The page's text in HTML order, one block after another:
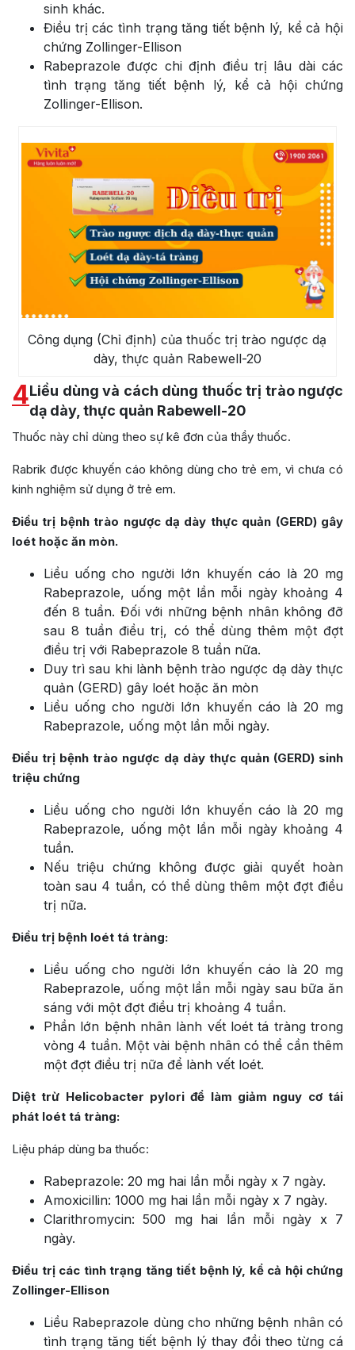
sinh khác.
Điều trị các tình trạng tăng tiết bệnh lý, kể cả hội
chứng Zollinger-Ellison
Rabeprazole được chi định điều trị lâu dài các
tình trạng tăng tiết bệnh lý, kể cả hội chứng
Zollinger-Ellison.
Công dụng (Chỉ định) của thuốc trị trào ngược dạ
dày, thực quản Rabewell-20
4Liều dùng và cách dùng thuốc trị trào ngược
dạ dày, thực quản Rabewell-20
Thuốc này chỉ dùng theo sự kê đơn của thầy thuốc.
Rabrik được khuyến cáo không dùng cho trẻ em, vì chưa có
kinh nghiệm sử dụng ở trẻ em.
Điều trị bệnh trào ngược dạ dày thực quản (GERD) gây
loét hoặc ăn mòn.
Liều uống cho người lớn khuyến cáo là 20 mg
Rabeprazole, uống một lần mỗi ngày khoảng 4
đến 8 tuần. Đối với những bệnh nhân không đỡ
sau 8 tuần điều trị, có thể dùng thêm một đợt
điều trị với Rabeprazole 8 tuần nữa.
Duy trì sau khi lành bệnh trào ngược dạ dày thực
quản (GERD) gây loét hoặc ăn mòn
Liều uống cho người lớn khuyến cáo là 20 mg
Rabeprazole, uống một lần mỗi ngày.
Điều trị bệnh trào ngược dạ dày thực quản (GERD) sinh
triệu chứng
Liều uống cho người lớn khuyến cáo là 20 mg
Rabeprazole, uống một lần mỗi ngày khoảng 4
tuần.
Nếu triệu chứng không được giải quyết hoàn
toàn sau 4 tuần, có thể dùng thêm một đợt điều
trị nữa.
Điều trị bệnh loét tá tràng:
Liều uống cho người lớn khuyến cáo là 20 mg
Rabeprazole, uống một lần mỗi ngày sau bữa ăn
sáng với một đợt điều trị khoảng 4 tuần.
Phần lớn bệnh nhân lành vết loét tá tràng trong
vòng 4 tuần. Một vài bệnh nhân có thể cần thêm
một đợt điều trị nữa để lành vết loét.
Diệt trừ Helicobacter pylori để làm giảm nguy cơ tái
phát loét tá tràng:
Liệu pháp dùng ba thuốc:
Rabeprazole: 20 mg hai lần mỗi ngày x 7 ngày.
Amoxicillin: 1000 mg hai lần mỗi ngày x 7 ngày.
Clarithromycin: 500 mg hai lần mỗi ngày x 7
ngày.
Điều trị các tình trạng tăng tiết bệnh lý, kể cả hội chứng
Zollinger-Ellison
Liều Rabeprazole dùng cho những bệnh nhân có
tình trạng tăng tiết bệnh lý thay đồi theo từng cá